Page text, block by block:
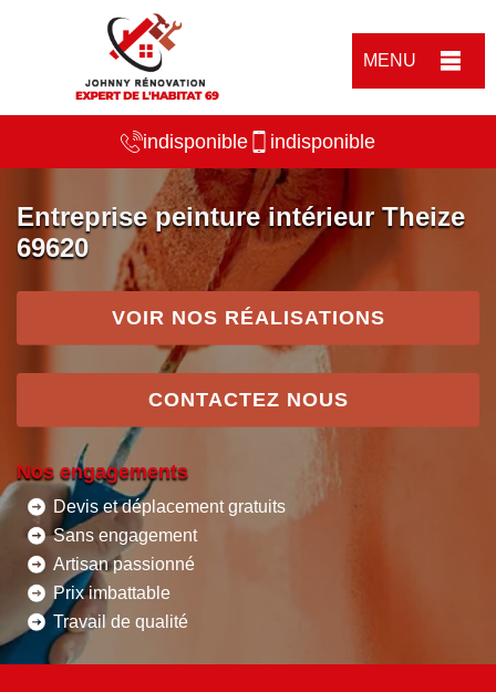
MENU
indisponible indisponible
Entreprise peinture intérieur Theize
69620
VOIR NOS RÉALISATIONS
CONTACTEZ NOUS
Nos engagements
Devis et déplacement gratuits
Sans engagement
Artisan passionné
Prix imbattable
Travail de qualité